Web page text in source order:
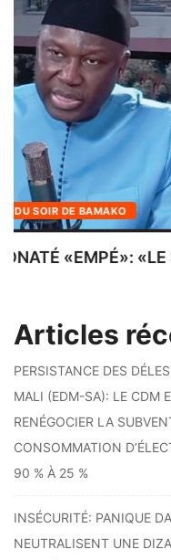
À LA UNE INFOS DU
ABDEL KARIM
Articles
PERSISTANCE DES
MALI (EDM-SA): LE CDM
RENÉGOCIER LA
CONSOMMATION
90 % À 25 %
INSÉCURITÉ: PANIQUE
NEUTRALISENT UNE